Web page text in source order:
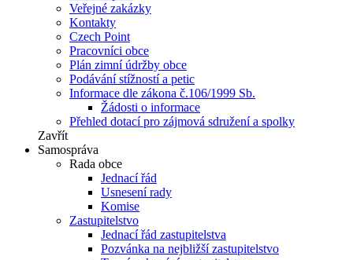
Veřejné zakázky
Kontakty
Czech Point
Pracovníci obce
Plán zimní údržby obce
Podávání stížností a petic
Informace dle zákona č.106/1999 Sb.
Žádosti o informace
Přehled dotací pro zájmová sdružení a spolky
Zavřít
Samospráva
Rada obce
Jednací řád
Usnesení rady
Komise
Zastupitelstvo
Jednací řád zastupitelstva
Pozvánka na nejbližší zastupitelstvo